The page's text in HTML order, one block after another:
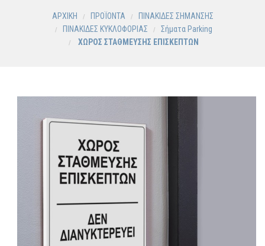
ΑΡΧΙΚΗ ΠΡΟΪΟΝΤΑ
ΠΙΝΑΚΙΔΕΣ ΣΗΜΑΝΣΗΣ
ΠΙΝΑΚΙΔΕΣ ΚΥΚΛΟΦΟΡΙΑΣ
Σήματα Parking
ΧΩΡΟΣ ΣΤΑΘΜΕΥΣΗΣ ΕΠΙΣΚΕΠΤΩΝ